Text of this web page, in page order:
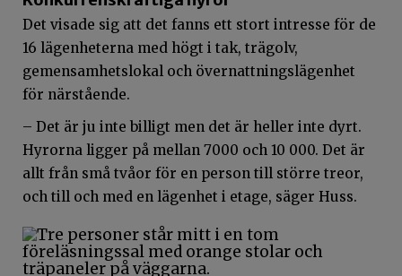
Det visade sig att det fanns ett stort intresse för de
16 lägenheterna med högt i tak, trägolv,
gemensamhetslokal och övernattningslägenhet
för närstående.
– Det är ju inte billigt men det är heller inte dyrt.
Hyrorna ligger på mellan 7000 och 10 000. Det är
allt från små tvåor för en person till större treor,
och till och med en lägenhet i etage, säger Huss.